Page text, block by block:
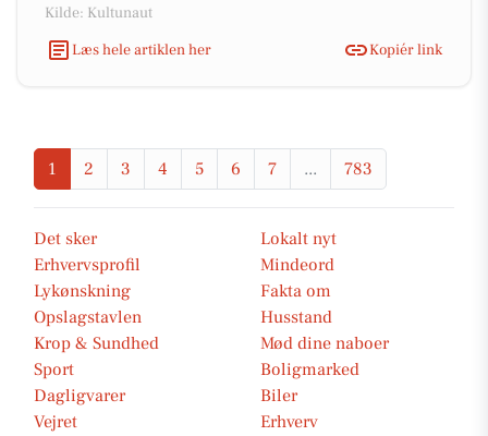
Kilde: Kultunaut
Læs hele artiklen her
Kopiér link
1 2 3 4 5 6 7 ... 783
Det sker
Lokalt nyt
Erhvervsprofil
Mindeord
Lykønskning
Fakta om
Opslagstavlen
Husstand
Krop & Sundhed
Mød dine naboer
Sport
Boligmarked
Dagligvarer
Biler
Vejret
Erhverv